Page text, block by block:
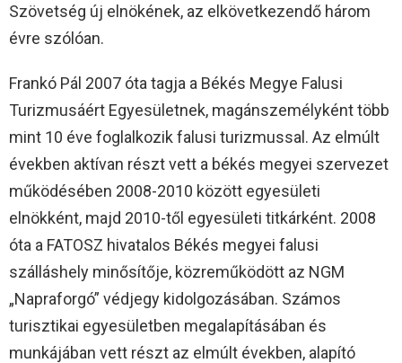
Szövetség új elnökének, az elkövetkezendő három
évre szólóan.
Frankó Pál 2007 óta tagja a Békés Megye Falusi
Turizmusáért Egyesületnek, magánszemélyként több
mint 10 éve foglalkozik falusi turizmussal. Az elmúlt
években aktívan részt vett a békés megyei szervezet
működésében 2008-2010 között egyesületi
elnökként, majd 2010-től egyesületi titkárként. 2008
óta a FATOSZ hivatalos Békés megyei falusi
szálláshely minősítője, közreműködött az NGM
„Napraforgó” védjegy kidolgozásában. Számos
turisztikai egyesületben megalapításában és
munkájában vett részt az elmúlt években, alapító